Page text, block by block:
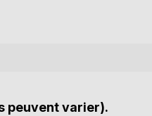
peuvent varier).